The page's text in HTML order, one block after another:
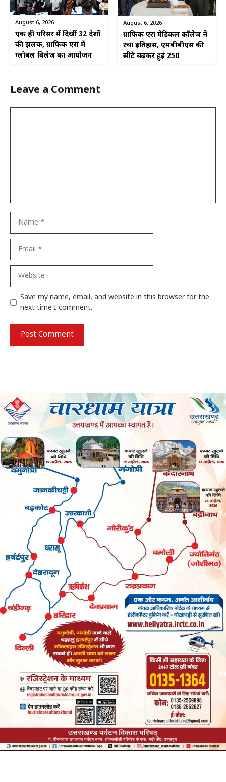
August 6, 2026
एक ही परिसर में दिखीं 32 देशों
की झलक, ग्राफिक एरा में
ग्लोबल विलेज का आयोजन
August 6, 2026
ग्राफिक एरा मेडिकल कॉलेज ने
रचा इतिहास, एमबीबीएस की
सीटें बढ़कर हुईं 250
Leave a Comment
Save my name, email, and website in this browser for the
next time I comment.